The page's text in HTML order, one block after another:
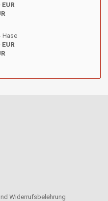
Hase
Widerrufsbelehrung